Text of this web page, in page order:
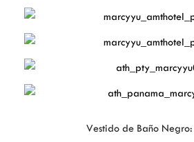
Vestido de Baño Negro: